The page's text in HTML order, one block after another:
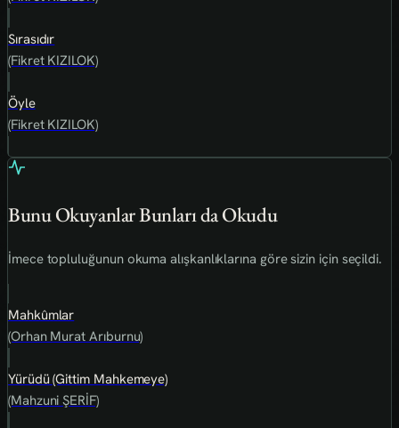
Sırasıdır
(Fikret KIZILOK)
Öyle
(Fikret KIZILOK)
Bunu Okuyanlar Bunları da Okudu
İmece topluluğunun okuma alışkanlıklarına göre sizin için seçildi.
Mahkûmlar
(Orhan Murat Arıburnu)
Yürüdü (Gittim Mahkemeye)
(Mahzuni ŞERİF)